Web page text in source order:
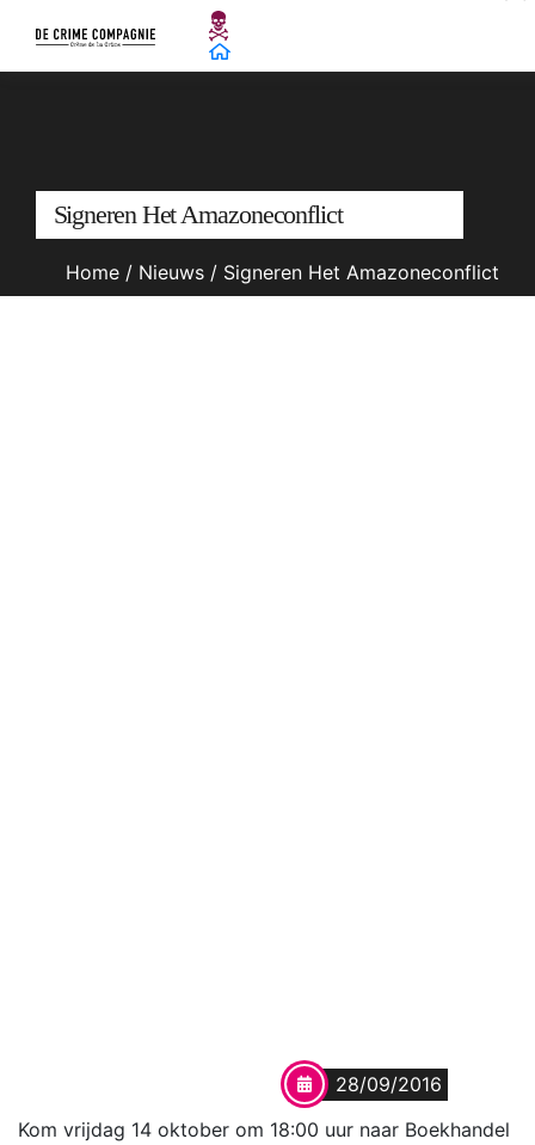
Signeren Het Amazoneconflict
Home / Nieuws / Signeren Het Amazoneconflict
28/09/2016
Kom vrijdag 14 oktober om 18:00 uur naar Boekhandel